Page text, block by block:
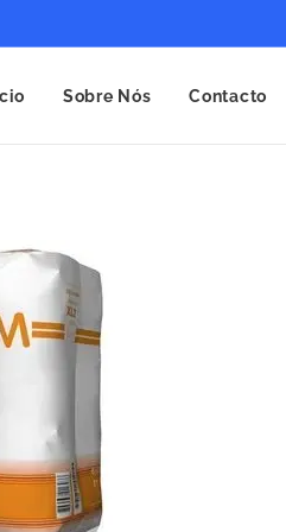
Sobre Nós Contacto